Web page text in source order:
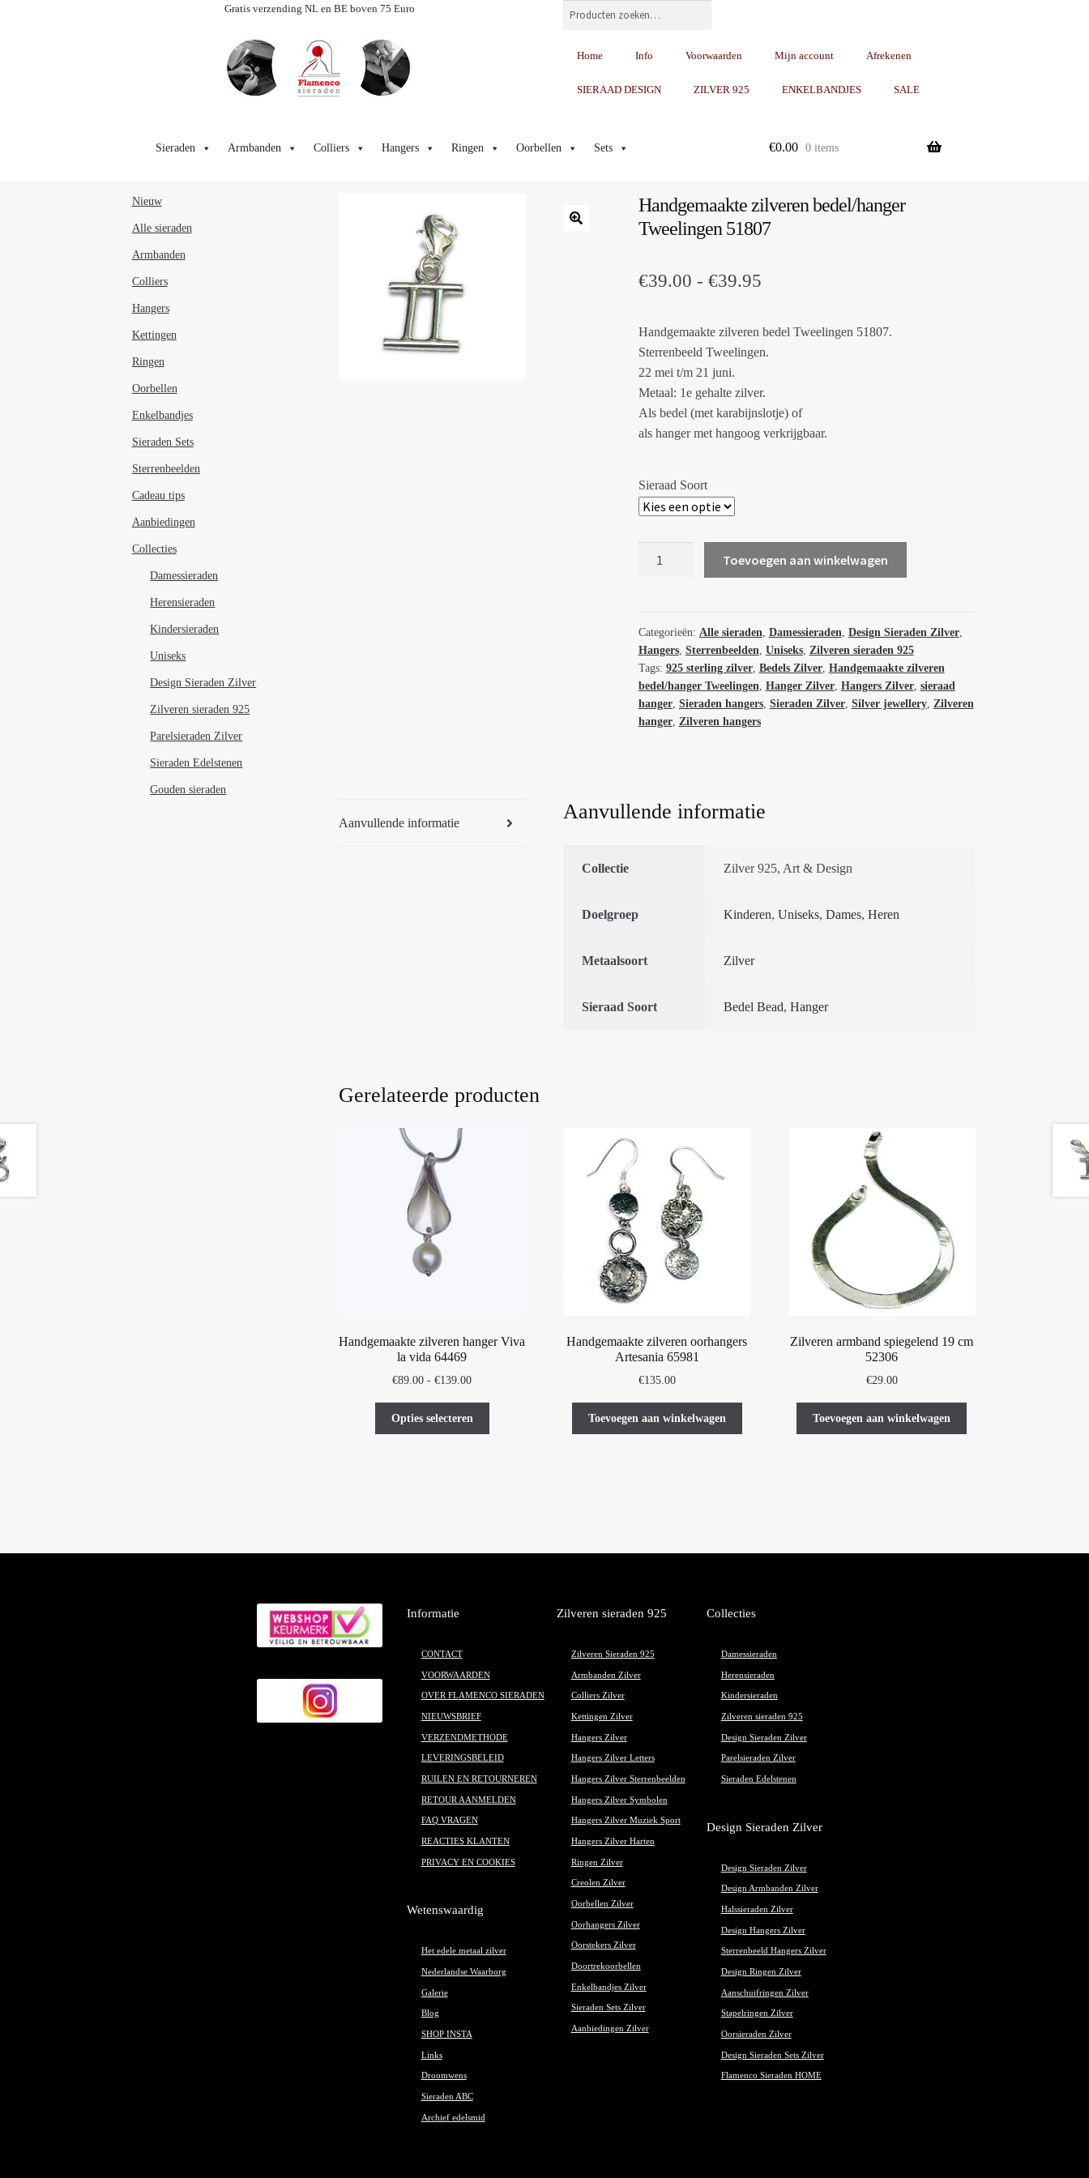
Gratis verzending NL en BE boven 75 Euro Zoeken
Home Info Voorwaarden Mijn account Afrekenen
SIERAAD DESIGN ZILVER 925 ENKELBANDJES SALE
door
naar
Sieraden Armbanden Colliers Hangers Ringen Oorbellen Sets €0.00 0 items
Handgemaakte zilveren bedel/hanger
Tweelingen 51807
€39.00 - €39.95Prijsklasse:
tot
Handgemaakte zilveren bedel Tweelingen 51807.
Sterrenbeeld Tweelingen.
22 mei t/m 21 juni.
Metaal: 1e gehalte zilver.
Als bedel (met karabijnslotje) of
als hanger met hangoog verkrijgbaar.
Sieraad Soort
51807
aantal
Toevoegen aan winkelwagen
Categorieën: Alle sieraden, Damessieraden, Design Sieraden Zilver,
Hangers, Sterrenbeelden, Uniseks, Zilveren sieraden 925
Tags: 925 sterling zilver, Bedels Zilver, Handgemaakte zilveren
bedel/hanger Tweelingen, Hanger Zilver, Hangers Zilver, sieraad
hanger, Sieraden hangers, Sieraden Zilver, Silver jewellery, Zilveren
hanger, Zilveren hangers
Aanvullende informatie Aanvullende informatie
Collectie Zilver 925, Art & Design
Doelgroep Kinderen, Uniseks, Dames, Heren
Metaalsoort Zilver
Sieraad Soort Bedel Bead, Hanger
Gerelateerde producten
Handgemaakte zilveren hanger Viva
la vida 64469
€89.00 - €139.00Prijsklasse:
tot
€139.00
Opties selecteren
gekozen
Handgemaakte zilveren oorhangers
Artesania 65981
€135.00
Toevoegen aan winkelwagen
Zilveren armband spiegelend 19 cm
52306
€29.00
Toevoegen aan winkelwagen
Nieuw
Alle sieraden
Armbanden
Colliers
Hangers
Kettingen
Ringen
Oorbellen
Enkelbandjes
Sieraden Sets
Sterrenbeelden
Cadeau tips
Aanbiedingen
Collecties
Damessieraden
Herensieraden
Kindersieraden
Uniseks
Design Sieraden Zilver
Zilveren sieraden 925
Parelsieraden Zilver
Sieraden Edelstenen
Gouden sieraden
Informatie
CONTACT
VOORWAARDEN
OVER FLAMENCO SIERADEN
NIEUWSBRIEF
VERZENDMETHODE
LEVERINGSBELEID
RUILEN EN RETOURNEREN
RETOUR AANMELDEN
FAQ VRAGEN
REACTIES KLANTEN
PRIVACY EN COOKIES
Wetenswaardig
Het edele metaal zilver
Nederlandse Waarborg
Galerie
Blog
SHOP INSTA
Links
Droomwens
Sieraden ABC
Archief edelsmid
Zilveren sieraden 925
Zilveren Sieraden 925
Armbanden Zilver
Colliers Zilver
Kettingen Zilver
Hangers Zilver
Hangers Zilver Letters
Hangers Zilver Sterrenbeelden
Hangers Zilver Symbolen
Hangers Zilver Muziek Sport
Hangers Zilver Harten
Ringen Zilver
Creolen Zilver
Oorbellen Zilver
Oorhangers Zilver
Oorstekers Zilver
Doortrekoorbellen
Enkelbandjes Zilver
Sieraden Sets Zilver
Aanbiedingen Zilver
Collecties
Damessieraden
Herensieraden
Kindersieraden
Zilveren sieraden 925
Design Sieraden Zilver
Parelsieraden Zilver
Sieraden Edelstenen
Design Sieraden Zilver
Design Sieraden Zilver
Design Armbanden Zilver
Halssieraden Zilver
Design Hangers Zilver
Sterrenbeeld Hangers Zilver
Design Ringen Zilver
Aanschuifringen Zilver
Stapelringen Zilver
Oorsieraden Zilver
Design Sieraden Sets Zilver
Flamenco Sieraden HOME